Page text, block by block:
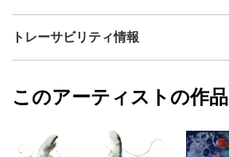
油彩
カラー
ホワイト
ジャンル
動物・生き物
kemono gallery
フォローする
トレーサビリティ情報
kemono gallery
このアーティストの作品